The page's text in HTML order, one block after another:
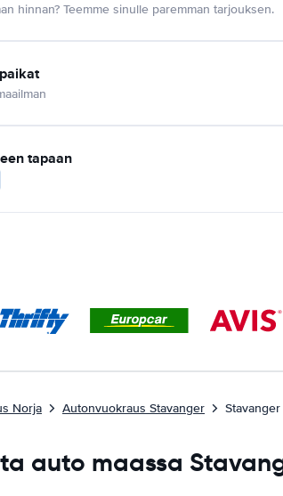
hinnan? Teemme sinulle paremman tarjouksen.
tapaan
Norja Autonvuokraus Stavanger
auto maassa